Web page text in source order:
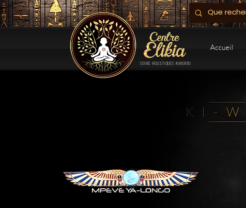
Accueil
SOINS HOLISTIQUES KIMUNTU